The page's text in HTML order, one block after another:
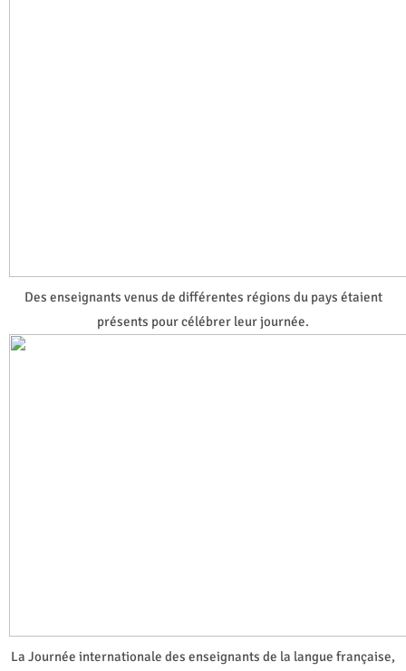
Des enseignants venus de différentes régions du pays étaient
présents pour célébrer leur journée.
La Journée internationale des enseignants de la langue française,